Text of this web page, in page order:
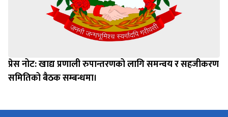
प्रेस नोट: खाद्य प्रणाली रुपान्तरणको लागि समन्वय र सहजीकरण
समितिको बैठक सम्बन्धमा।